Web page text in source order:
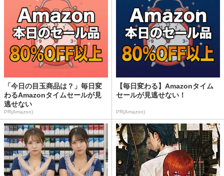
「今日の目玉商品は？」毎日変
わるAmazonタイムセールが見
逃せない
PR(Amazon)
【毎日変わる】Amazonタイム
セールが見逃せない！
PR(Amazon)